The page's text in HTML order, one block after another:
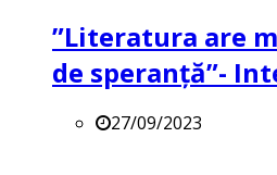
”Literatura are
de speranță”-
27/09/2023